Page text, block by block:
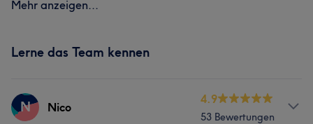
Mehr anzeigen...
Lerne das Team kennen
N Nico
4.9
53 Bewertungen